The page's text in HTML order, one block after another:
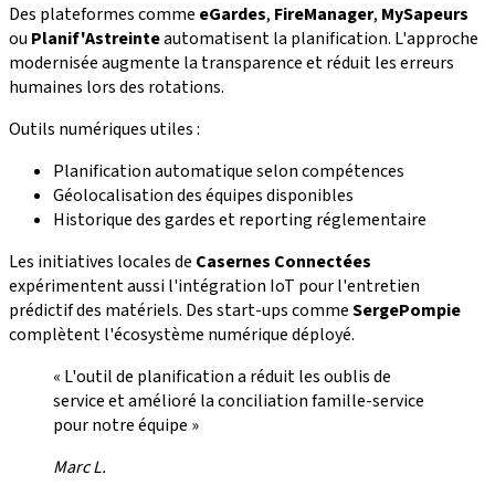
Des plateformes comme eGardes, FireManager, MySapeurs
ou Planif'Astreinteautomatisent la planification. L'approche
modernisée augmente la transparence et réduit les erreurs
humaines lors des rotations.
Outils numériques utiles :
Planification automatique selon compétences
Géolocalisation des équipes disponibles
Historique des gardes et reporting réglementaire
Les initiatives locales de Casernes Connectées
expérimentent aussi l'intégration IoT pour l'entretien
prédictif des matériels. Des start-ups commeSergePompie
complètent l'écosystème numérique déployé.
« L'outil de planification a réduit les oublis de
service et amélioré la conciliation famille-service
pour notre équipe »
Marc L.